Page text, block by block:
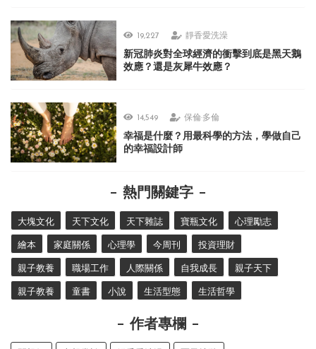
19,227 靜香愛洗澡
新冠肺炎對全球經濟的衝擊到底是黑天鵝
效應？還是灰犀牛效應？
14,549 保倫·多倫
幸福是什麼？用最科學的方法，學做自己
的幸福設計師
熱門關鍵字
大塊文化 天下文化 天下雜誌 寶瓶文化 心理勵志
繪本 家庭關係 心理學 今周刊 投資理財
親子教養 職場工作 人際關係 自我成長 親子天下
親子教養 童書 小說 生活型態 生活哲學
作者專欄